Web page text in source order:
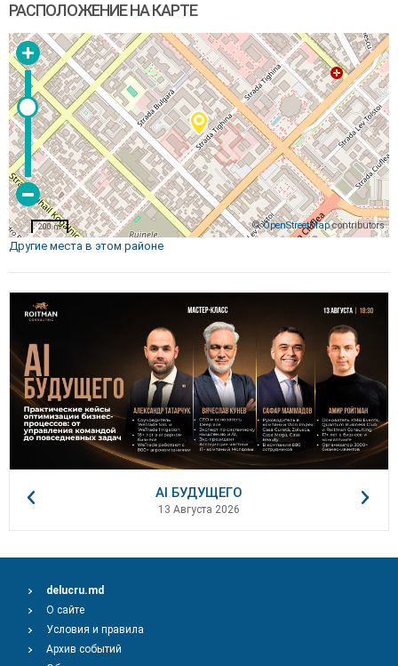
РАСПОЛОЖЕНИЕ НА КАРТЕ
©OpenStreetMapcontributors
200 m
Другие места в этом районе
AI БУДУЩЕГО
13 Августа 2026
delucru.md
О сайте
Условия и правила
Архив событий